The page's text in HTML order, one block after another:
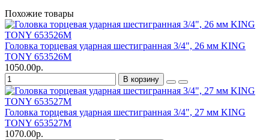
Похожие товары
Головка торцевая ударная шестигранная 3/4", 26 мм KING
TONY 653526M
1050.00р.
В корзину
Головка торцевая ударная шестигранная 3/4", 27 мм KING
TONY 653527M
1070.00р.